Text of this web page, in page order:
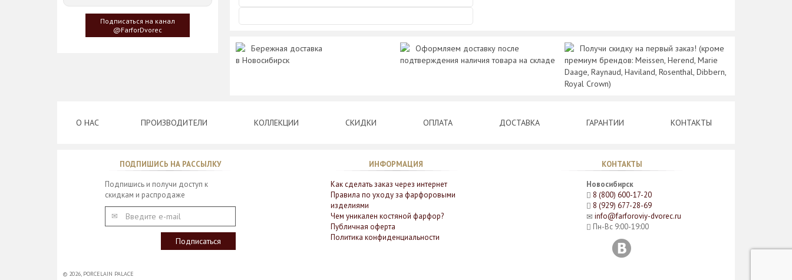
Бережная доставка
в Новосибирск
Оформляем доставку после
подтверждения наличия товара на складе
Получи скидку на первый заказ! (кроме
премиум брендов: Meissen, Herend, Marie
Daage, Raynaud, Haviland, Rosenthal, Dibbern,
Royal Crown)
Идея такого дизайна предметов
сервировки стола пришла
создателю, когда он впервые
увидел дерево Гинкго Билоба, у
Подписаться на канал
@FarforDvorec
О НАС ПРОИЗВОДИТЕЛИ КОЛЛЕКЦИИ СКИДКИ ОПЛАТА ДОСТАВКА ГАРАНТИИ КОНТАКТЫ
ПОДПИШИСЬ НА РАССЫЛКУ
Подпишись и получи доступ к
скидкам и распродаже
ИНФОРМАЦИЯ
Как сделать заказ через интернет
Правила по уходу за фарфоровыми
изделиями
Чем уникален костяной фарфор?
Публичная оферта
Политика конфиденциальности
КОНТАКТЫ
Новосибирск
8 (800) 600-17-20
8 (929) 677-28-69
info@farforoviy-dvorec.ru
Пн-Вс 9:00-19:00
© 2026, PORCELAIN PALACE